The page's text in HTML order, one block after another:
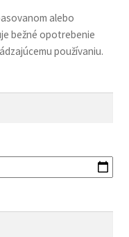
alebo
bežné opotrebenie
používaniu.